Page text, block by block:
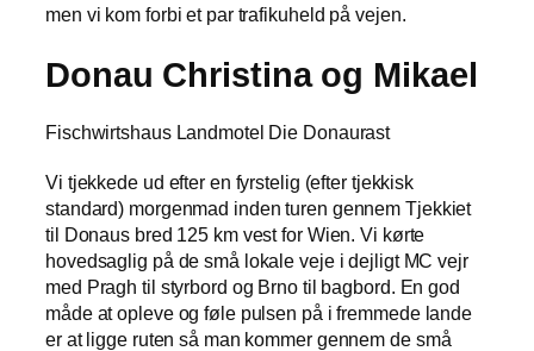
men vi kom forbi et par trafikuheld på vejen.
Donau Christina og Mikael
Fischwirtshaus Landmotel Die Donaurast
Vi tjekkede ud efter en fyrstelig (efter tjekkisk
standard) morgenmad inden turen gennem Tjekkiet
til Donaus bred 125 km vest for Wien. Vi kørte
hovedsaglig på de små lokale veje i dejligt MC vejr
med Pragh til styrbord og Brno til bagbord. En god
måde at opleve og føle pulsen på i fremmede lande
er at ligge ruten så man kommer gennem de små